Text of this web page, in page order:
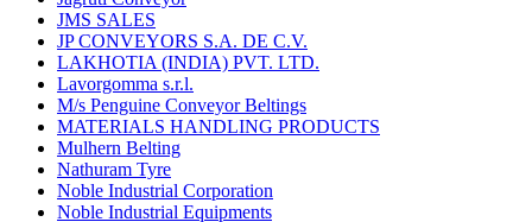
JMS SALES
JP CONVEYORS S.A. DE C.V.
LAKHOTIA (INDIA) PVT. LTD.
Lavorgomma s.r.l.
M/s Penguine Conveyor Beltings
MATERIALS HANDLING PRODUCTS
Mulhern Belting
Nathuram Tyre
Noble Industrial Corporation
Noble Industrial Equipments